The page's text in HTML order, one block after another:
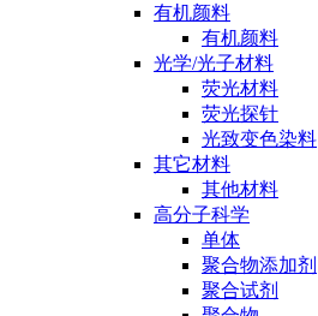
有机颜料
有机颜料
光学/光子材料
荧光材料
荧光探针
光致变色染料
其它材料
其他材料
高分子科学
单体
聚合物添加剂
聚合试剂